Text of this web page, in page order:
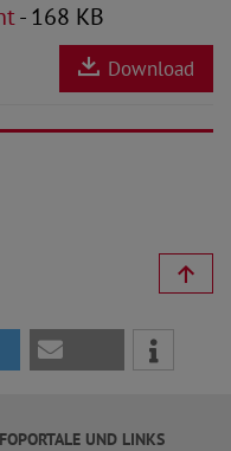
- 168 KB
Download
UND LINKS